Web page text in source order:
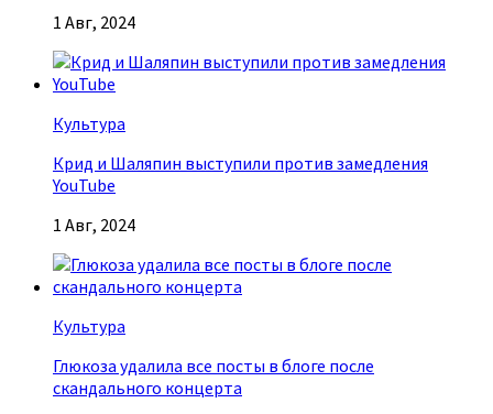
1 Авг, 2024
Культура
Крид и Шаляпин выступили против замедления
YouTube
1 Авг, 2024
Культура
Глюкоза удалила все посты в блоге после
скандального концерта